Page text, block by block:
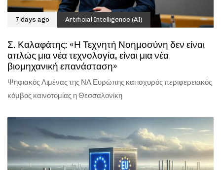
7 days ago Artificial Intelligence (AI)
Σ. Καλαφάτης: «Η Τεχνητή Νοημοσύνη δεν είναι
απλώς μια νέα τεχνολογία, είναι μια νέα
βιομηχανική επανάσταση»
Ψηφιακός Λιμένας της ΝΑ Ευρώπης και ισχυρός περιφερειακός
κόμβος καινοτομίας η Θεσσαλονίκη